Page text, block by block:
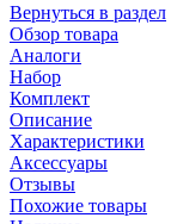
Вернуться в раздел
Обзор товара
Аналоги
Набор
Комплект
Описание
Характеристики
Аксессуары
Отзывы
Похожие товары